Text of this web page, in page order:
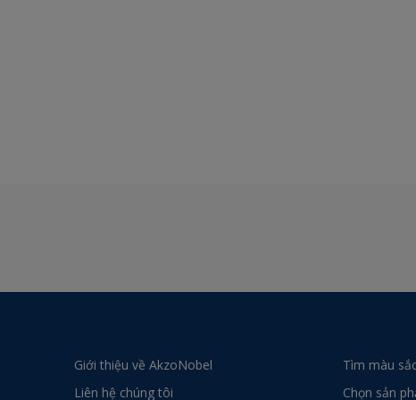
Giới thiệu về AkzoNobel
Liên hệ chúng tôi
Tìm màu
Chọn sản